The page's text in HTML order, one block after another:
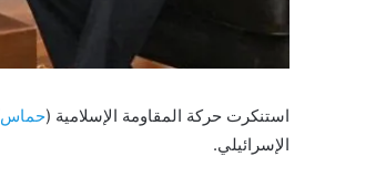
استنكرت حركة المقاومة الإسلامية (حماس
الإسرائيلي.